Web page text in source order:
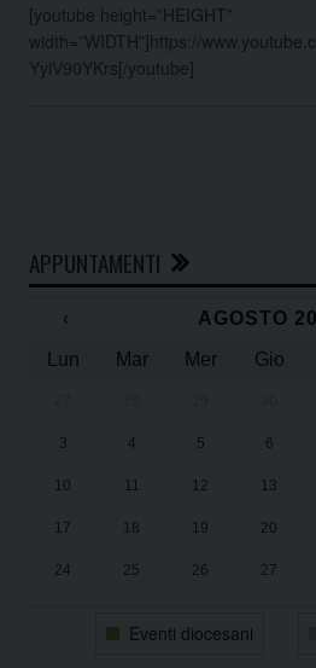
[youtube height=”HEIGHT”
width=”WIDTH”]https://
YyiV90YKrs[/youtube]
APPUNTAMENTI
‹ AGOSTO
Lun
Mar Mer Gio
3 4 5 6
10 11 12 13
17 18 19 20
24 25 26 27
Eventi diocesani